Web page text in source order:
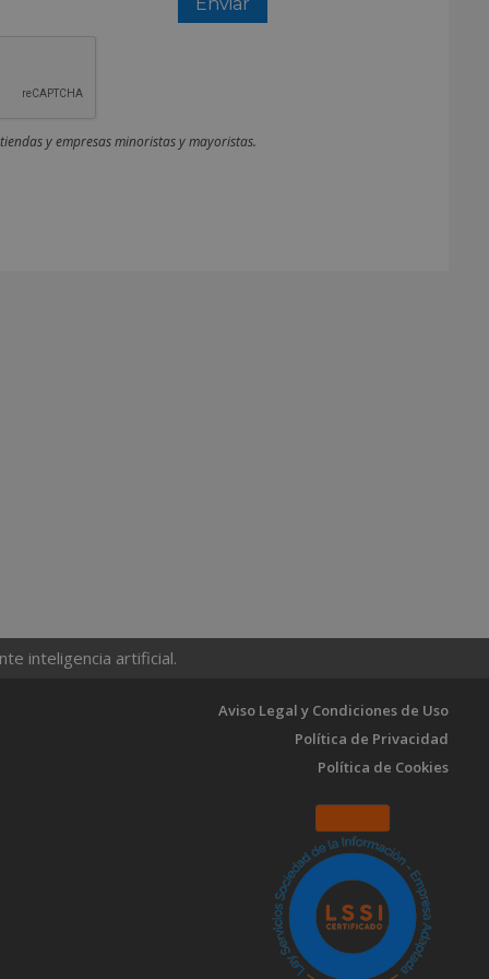
y empresas minoristas y mayoristas.
inteligencia artificial.
Aviso Legal y Condiciones de Uso
Política de Privacidad
Política de Cookies